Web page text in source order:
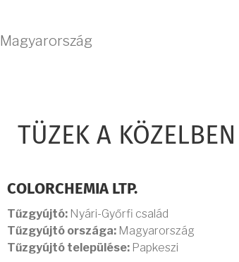
Magyarország
TÜZEK A KÖZELBEN
COLORCHEMIA LTP.
Tűzgyújtó: Nyári-Győrfi család
Tűzgyújtó országa: Magyarország
Tűzgyújtó települése: Papkeszi